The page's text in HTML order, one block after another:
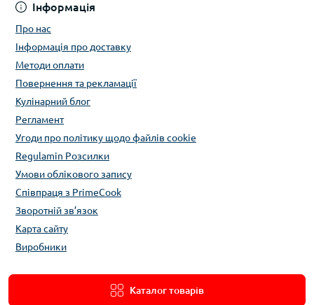
Інформація
Про нас
Інформація про доставку
Методи оплати
Повернення та рекламації
Кулінарний блог
Регламент
Угоди про політику щодо файлів cookie
Regulamin Розсилки
Умови облікового запису
Співпраця з PrimeCook
Зворотній зв’язок
Карта сайту
Виробники
Каталог товарів